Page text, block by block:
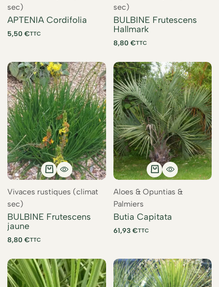
sec)
APTENIA Cordifolia
5,50 €TTC
sec)
BULBINE Frutescens
Hallmark
8,80 €TTC
Vivaces rustiques (climat
sec)
BULBINE Frutescens
jaune
8,80 €TTC
Aloes & Opuntias &
Palmiers
Butia Capitata
61,93 €TTC